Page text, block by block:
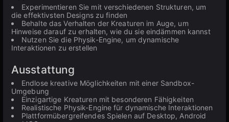
Experimentieren Sie mit verschiedenen Strukturen, um
die effektivsten Designs zu finden
Behalte das Verhalten der Kreaturen im Auge, um
Hinweise darauf zu erhalten, wie du sie eindämmen kannst
Nutzen Sie die Physik-Engine, um dynamische
Interaktionen zu erstellen
Ausstattung
Endlose kreative Möglichkeiten mit einer Sandbox-
Umgebung
Einzigartige Kreaturen mit besonderen Fähigkeiten
Realistische Physik-Engine für dynamische Interaktionen
Plattformübergreifendes Spielen auf Desktop, Android